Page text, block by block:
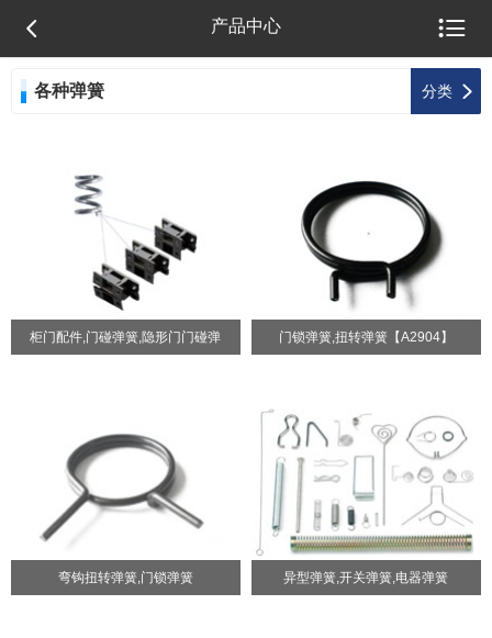
 产品中心 
各种弹簧 分类 
柜门配件,门碰弹簧,隐形门门碰弹 门锁弹簧,扭转弹簧【A2904】
弯钩扭转弹簧,门锁弹簧 异型弹簧,开关弹簧,电器弹簧